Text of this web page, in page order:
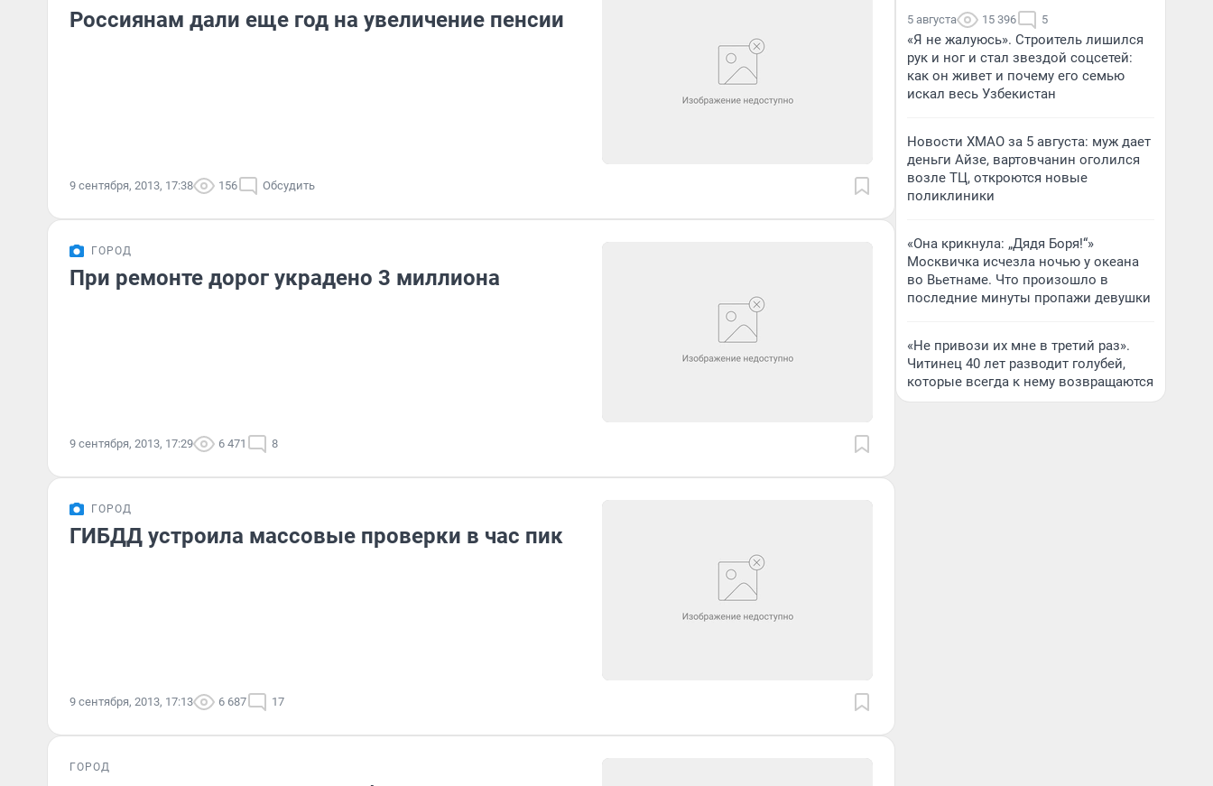
Россиянам дали еще год на увеличение пенсии
9 сентября, 2013, 17:38 156 Обсудить
ГОРОД
При ремонте дорог украдено 3 миллиона
9 сентября, 2013, 17:29 6 471 8
ГОРОД
ГИБДД устроила массовые проверки в час пик
9 сентября, 2013, 17:13 6 687 17
ГОРОД
5 августа 15 396 5
«Я не жалуюсь». Строитель лишился
рук и ног и стал звездой соцсетей:
как он живет и почему его семью
искал весь Узбекистан
Новости ХМАО за 5 августа: муж дает
деньги Айзе, вартовчанин оголился
возле ТЦ, откроются новые
поликлиники
«Она крикнула: „Дядя Боря!“»
Москвичка исчезла ночью у океана
во Вьетнаме. Что произошло в
последние минуты пропажи девушки
«Не привози их мне в третий раз».
Читинец 40 лет разводит голубей,
которые всегда к нему возвращаются